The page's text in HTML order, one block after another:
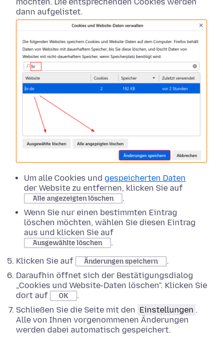
möchten. Die entsprechenden Cookies werden
dann aufgelistet.
Um alle Cookies und gespeicherten Daten
der Website zu entfernen, klicken Sie auf
Alle angezeigten löschen
.
Wenn Sie nur einen bestimmten Eintrag
löschen möchten, wählen Sie diesen Eintrag
aus und klicken Sie auf
Ausgewählte löschen
.
Klicken Sie auf
Änderungen speichern
.
Daraufhin öffnet sich der Bestätigungsdialog
„Cookies und Website-Daten löschen". Klicken Sie
dort auf
OK
.
Schließen Sie die Seite mit den Einstellungen .
Alle von Ihnen vorgenommenen Änderungen
werden dabei automatisch gespeichert.